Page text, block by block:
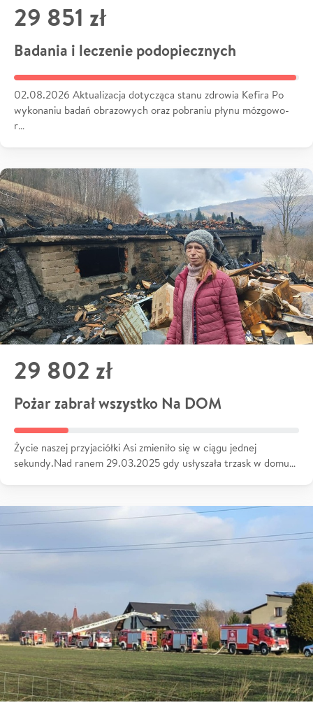
29 851 zł
Badania i leczenie podopiecznych
02.08.2026 Aktualizacja dotycząca stanu zdrowia Kefira Po
wykonaniu badań obrazowych oraz pobraniu płynu mózgowo-
r…
29 802 zł
Pożar zabrał wszystko Na DOM
Życie naszej przyjaciółki Asi zmieniło się w ciągu jednej
sekundy.Nad ranem 29.03.2025 gdy usłyszała trzask w domu…